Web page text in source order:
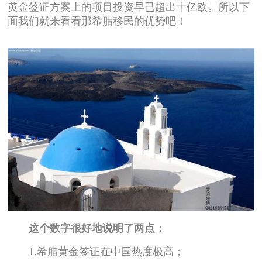
黄金签证方案上的项目投资早已超出十亿欧。所以下
面我们就来看看那希腊移民的优势吧！
这个数字很好地说明了两点：
1.希腊黄金签证在中国热度极高；